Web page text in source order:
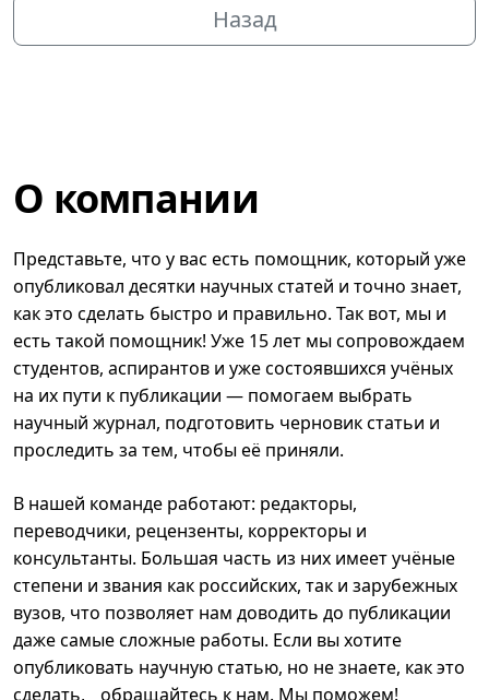
Назад
О компании
Представьте, что у вас есть помощник, который уже
опубликовал десятки научных статей и точно знает,
как это сделать быстро и правильно. Так вот, мы и
есть такой помощник! Уже 15 лет мы сопровождаем
студентов, аспирантов и уже состоявшихся учёных
на их пути к публикации — помогаем выбрать
научный журнал, подготовить черновик статьи и
проследить за тем, чтобы её приняли.
В нашей команде работают: редакторы,
переводчики, рецензенты, корректоры и
консультанты. Большая часть из них имеет учёные
степени и звания как российских, так и зарубежных
вузов, что позволяет нам доводить до публикации
даже самые сложные работы. Если вы хотите
опубликовать научную статью, но не знаете, как это
сделать, обращайтесь к нам. Мы поможем!